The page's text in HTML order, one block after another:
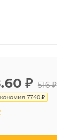
₽ 516 ₽
77.40 ₽